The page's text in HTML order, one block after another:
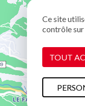
Ce site
contrôle
TOUT